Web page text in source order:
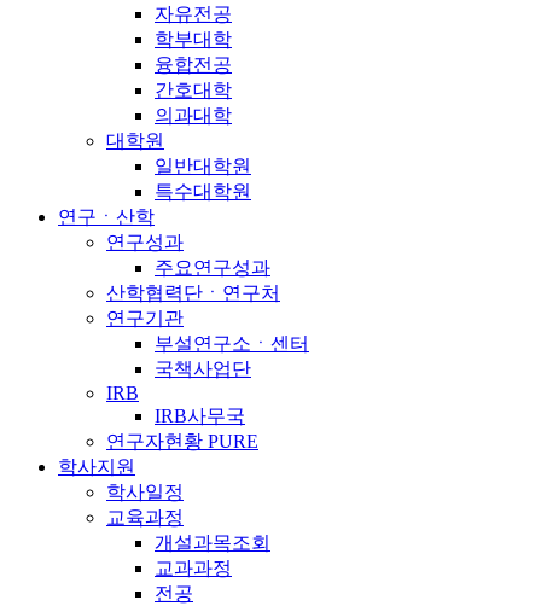
자유전공
학부대학
융합전공
간호대학
의과대학
대학원
일반대학원
특수대학원
연구ㆍ산학
연구성과
주요연구성과
산학협력단ㆍ연구처
연구기관
부설연구소ㆍ센터
국책사업단
IRB
IRB사무국
연구자현황 PURE
학사지원
학사일정
교육과정
개설과목조회
교과과정
전공